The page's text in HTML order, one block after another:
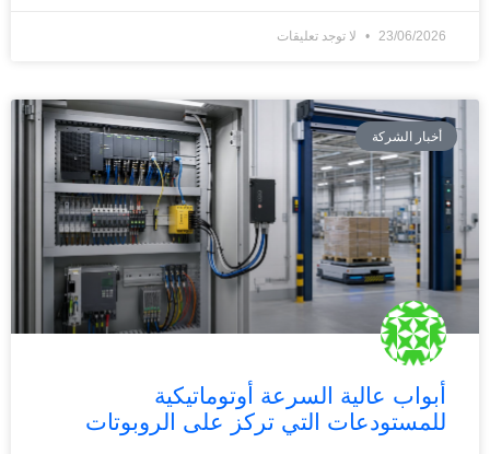
23/06/2026 لا توجد تعليقات
أخبار الشركة
أبواب عالية السرعة أوتوماتيكية
للمستودعات التي تركز على الروبوتات